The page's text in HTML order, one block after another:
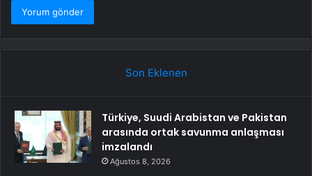
Son Eklenen
Türkiye, Suudi Arabistan ve Pakistan
arasında ortak savunma anlaşması
imzalandı
Ağustos 8, 2026